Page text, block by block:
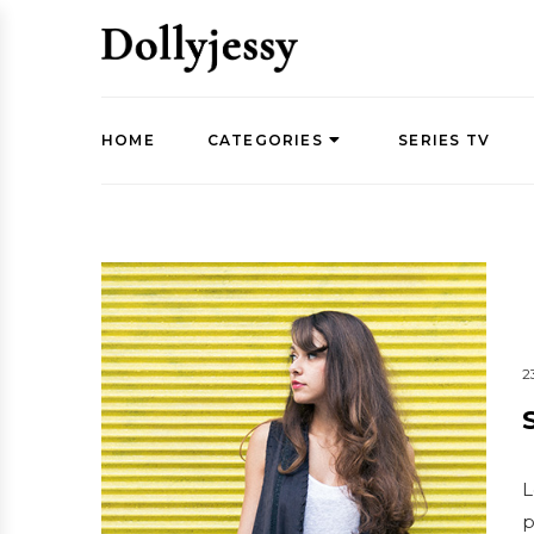
HOME CATEGORIES SERIES TV